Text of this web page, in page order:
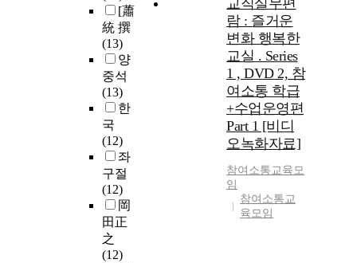
[蕭
統 撰
(13)
양
중석
(13)
한
국
(12)
좌
구절
(12)
岡
田正
之
(12)
교직실무편
람 : 즐거운
변화 행복한
교실 . Series
1 , DVD 2, 참
여소통 학급
+수업운영편
Part 1 [비디
오녹화자료]
참여 소통교육모
임
참여소통교
육모임